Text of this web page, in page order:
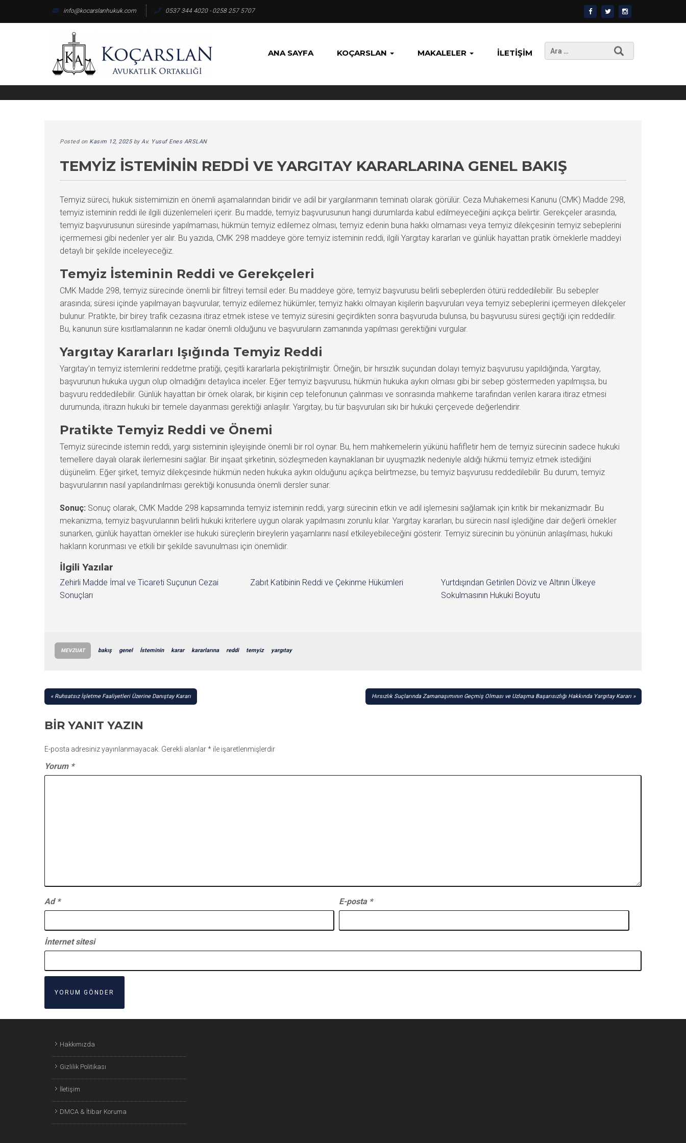
info@kocarslanhukuk.com 0537 344 4020 - 0258 257 5707
ANA SAYFA KOÇARSLAN MAKALELER İLETIŞIM
Arama:
Posted on Kasım 12, 2025byAv. Yusuf Enes ARSLAN
TEMYIZ İSTEMININ REDDI VE YARGITAY KARARLARINA GENEL BAKIŞ
Temyiz süreci, hukuk sistemimizin en önemli aşamalarından biridir ve adil bir yargılanmanın teminatı olarak görülür. Ceza Muhakemesi Kanunu (CMK) Madde 298,
temyiz isteminin reddi ile ilgili düzenlemeleri içerir. Bu madde, temyiz başvurusunun hangi durumlarda kabul edilmeyeceğini açıkça belirtir. Gerekçeler arasında,
temyiz başvurusunun süresinde yapılmaması, hükmün temyiz edilemez olması, temyiz edenin buna hakkı olmaması veya temyiz dilekçesinin temyiz sebeplerini
içermemesi gibi nedenler yer alır. Bu yazıda, CMK 298 maddeye göre temyiz isteminin reddi, ilgili Yargıtay kararları ve günlük hayattan pratik örneklerle maddeyi
detaylı bir şekilde inceleyeceğiz.
Temyiz İsteminin Reddi ve Gerekçeleri
CMK Madde 298, temyiz sürecinde önemli bir filtreyi temsil eder. Bu maddeye göre, temyiz başvurusu belirli sebeplerden ötürü reddedilebilir. Bu sebepler
arasında; süresi içinde yapılmayan başvurular, temyiz edilemez hükümler, temyiz hakkı olmayan kişilerin başvuruları veya temyiz sebeplerini içermeyen dilekçeler
bulunur. Pratikte, bir birey trafik cezasına itiraz etmek istese ve temyiz süresini geçirdikten sonra başvuruda bulunsa, bu başvurusu süresi geçtiği için reddedilir.
Bu, kanunun süre kısıtlamalarının ne kadar önemli olduğunu ve başvuruların zamanında yapılması gerektiğini vurgular.
Yargıtay Kararları Işığında Temyiz Reddi
Yargıtay’ın temyiz istemlerini reddetme pratiği, çeşitli kararlarla pekiştirilmiştir. Örneğin, bir hırsızlık suçundan dolayı temyiz başvurusu yapıldığında, Yargıtay,
başvurunun hukuka uygun olup olmadığını detaylıca inceler. Eğer temyiz başvurusu, hükmün hukuka aykırı olması gibi bir sebep göstermeden yapılmışsa, bu
başvuru reddedilebilir. Günlük hayattan bir örnek olarak, bir kişinin cep telefonunun çalınması ve sonrasında mahkeme tarafından verilen karara itiraz etmesi
durumunda, itirazın hukuki bir temele dayanması gerektiği anlaşılır. Yargıtay, bu tür başvuruları sıkı bir hukuki çerçevede değerlendirir.
Pratikte Temyiz Reddi ve Önemi
Temyiz sürecinde istemin reddi, yargı sisteminin işleyişinde önemli bir rol oynar. Bu, hem mahkemelerin yükünü hafifletir hem de temyiz sürecinin sadece hukuki
temellere dayalı olarak ilerlemesini sağlar. Bir inşaat şirketinin, sözleşmeden kaynaklanan bir uyuşmazlık nedeniyle aldığı hükmü temyiz etmek istediğini
düşünelim. Eğer şirket, temyiz dilekçesinde hükmün neden hukuka aykırı olduğunu açıkça belirtmezse, bu temyiz başvurusu reddedilebilir. Bu durum, temyiz
başvurularının nasıl yapılandırılması gerektiği konusunda önemli dersler sunar.
Sonuç: Sonuç olarak, CMK Madde 298 kapsamında temyiz isteminin reddi, yargı sürecinin etkin ve adil işlemesini sağlamak için kritik bir mekanizmadır. Bu
mekanizma, temyiz başvurularının belirli hukuki kriterlere uygun olarak yapılmasını zorunlu kılar. Yargıtay kararları, bu sürecin nasıl işlediğine dair değerli örnekler
sunarken, günlük hayattan örnekler ise hukuki süreçlerin bireylerin yaşamlarını nasıl etkileyebileceğini gösterir. Temyiz sürecinin bu yönünün anlaşılması, hukuki
hakların korunması ve etkili bir şekilde savunulması için önemlidir.
İlgili Yazılar
Zehirli Madde İmal ve Ticareti Suçunun Cezai
Sonuçları
Zabıt Katibinin Reddi ve Çekinme Hükümleri
Yurtdışından Getirilen Döviz ve Altının Ülkeye
Sokulmasının Hukuki Boyutu
MEVZUAT bakış genel İsteminin karar kararlarına reddi temyiz yargıtay
YAZI
Ruhsatsız İşletme Faaliyetleri Üzerine Danıştay Kararı Hırsızlık Suçlarında Zamanaşımının Geçmiş Olması ve Uzlaşma Başarısızlığı Hakkında Yargıtay Kararı
BIR YANIT YAZIN
E-posta adresiniz yayınlanmayacak. Gerekli alanlar* ile işaretlenmişlerdir
Yorum *
Ad * E-posta *
İnternet sitesi
Hakkımızda
Gizlilik Politikası
İletişim
DMCA & İtibar Koruma